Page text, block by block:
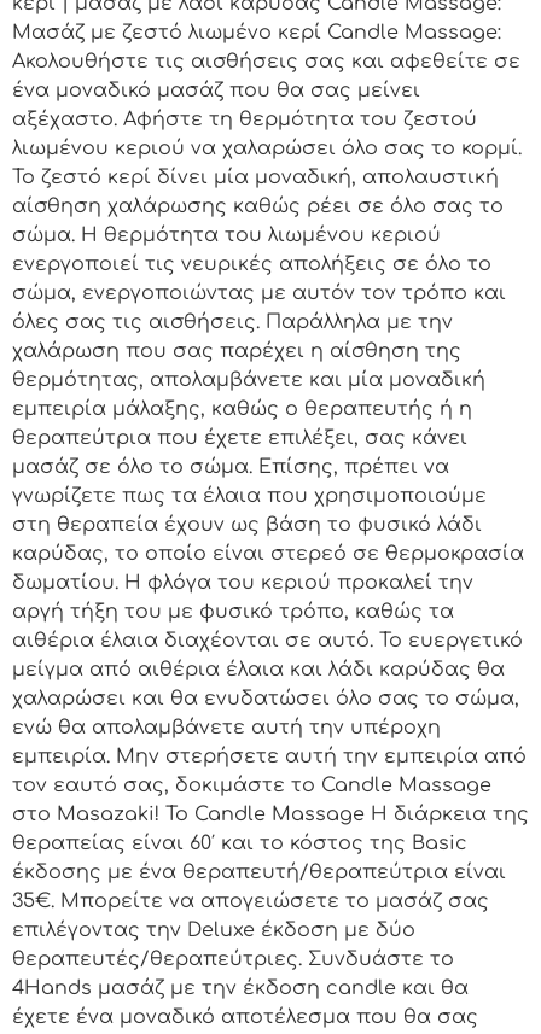
Μασάζ με ζεστό λιωμένο κερί Candle Massage:
Ακολουθήστε τις αισθήσεις σας και αφεθείτε σε
ένα μοναδικό μασάζ που θα σας μείνει
αξέχαστο. Αφήστε τη θερμότητα του ζεστού
λιωμένου κεριού να χαλαρώσει όλο σας το κορμί.
Το ζεστό κερί δίνει μία μοναδική, απολαυστική
αίσθηση χαλάρωσης καθώς ρέει σε όλο σας το
σώμα. Η θερμότητα του λιωμένου κεριού
ενεργοποιεί τις νευρικές απολήξεις σε όλο το
σώμα, ενεργοποιώντας με αυτόν τον τρόπο και
όλες σας τις αισθήσεις. Παράλληλα με την
χαλάρωση που σας παρέχει η αίσθηση της
θερμότητας, απολαμβάνετε και μία μοναδική
εμπειρία μάλαξης, καθώς ο θεραπευτής ή η
θεραπεύτρια που έχετε επιλέξει, σας κάνει
μασάζ σε όλο το σώμα. Επίσης, πρέπει να
γνωρίζετε πως τα έλαια που χρησιμοποιούμε
στη θεραπεία έχουν ως βάση το φυσικό λάδι
καρύδας, το οποίο είναι στερεό σε θερμοκρασία
δωματίου. Η φλόγα του κεριού προκαλεί την
αργή τήξη του με φυσικό τρόπο, καθώς τα
αιθέρια έλαια διαχέονται σε αυτό. Το ευεργετικό
μείγμα από αιθέρια έλαια και λάδι καρύδας θα
χαλαρώσει και θα ενυδατώσει όλο σας το σώμα,
ενώ θα απολαμβάνετε αυτή την υπέροχη
εμπειρία. Μην στερήσετε αυτή την εμπειρία από
τον εαυτό σας, δοκιμάστε το Candle Massage
στο Masazaki! Το Candle Massage Η διάρκεια της
θεραπείας είναι 60′ και το κόστος της Basic
έκδοσης με ένα θεραπευτή/θεραπεύτρια είναι
35€. Μπορείτε να απογειώσετε το μασάζ σας
επιλέγοντας την Deluxe έκδοση με δύο
θεραπευτές/θεραπεύτριες. Συνδυάστε το
4Hands μασάζ με την έκδοση candle και θα
έχετε ένα μοναδικό αποτέλεσμα που θα σας